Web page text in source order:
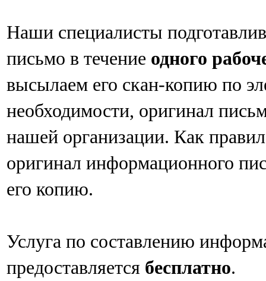
Наши специалисты
письмо в течение одного
высылаем его скан-копию по
необходимости, оригинал
нашей организации. Как
оригинал информационного
его копию.
Услуга по составлению
предоставляется бесплатно.